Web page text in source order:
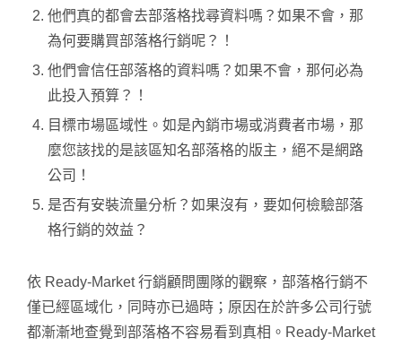
他們真的都會去部落格找尋資料嗎？如果不會，那
為何要購買部落格行銷呢？！
他們會信任部落格的資料嗎？如果不會，那何必為
此投入預算？！
目標市場區域性。如是內銷市場或消費者市場，那
麼您該找的是該區知名部落格的版主，絕不是網路
公司！
是否有安裝流量分析？如果沒有，要如何檢驗部落
格行銷的效益？
依 Ready-Market 行銷顧問團隊的觀察，部落格行銷不
僅已經區域化，同時亦已過時；原因在於許多公司行號
都漸漸地查覺到部落格不容易看到真相。Ready-Market